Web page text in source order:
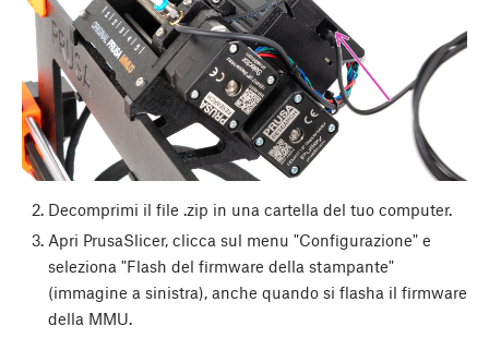
Decomprimi il file .zip in una cartella del tuo computer.
Apri PrusaSlicer, clicca sul menu "Configurazione" e
seleziona "Flash del firmware della stampante"
(immagine a sinistra), anche quando si flasha il firmware
della MMU.